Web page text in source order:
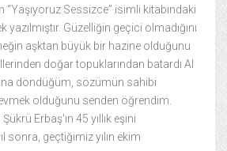
“Yaşıyoruz Sessizce” isimli kitabındaki
Güzelliğin geçici olmadığını
aşktan büyük bir hazine olduğunu
doğar topuklarından batardı Al
döndüğüm, sözümün sahibi
olduğunu senden öğrendim.
Erbaş’ın 45 yıllık eşini
sonra, geçtiğimiz yılın ekim